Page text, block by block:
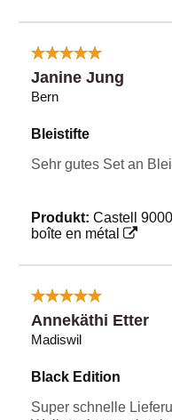
Janine Jung
Bern
Bleistifte
Sehr gutes Set an
Produkt: Castell
boîte en métal
Annekäthi Etter
Madiswil
Black Edition
Super schnelle